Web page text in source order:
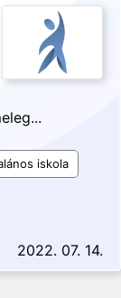
iskola
2022. 07. 14.